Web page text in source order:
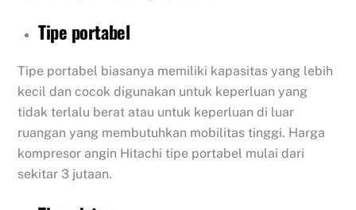
Tipe portabel
Tipe portabel biasanya memiliki kapasitas yang lebih
kecil dan cocok digunakan untuk keperluan yang
tidak terlalu berat atau untuk keperluan di luar
ruangan yang membutuhkan mobilitas tinggi. Harga
kompresor angin Hitachi tipe portabel mulai dari
sekitar 3 jutaan.